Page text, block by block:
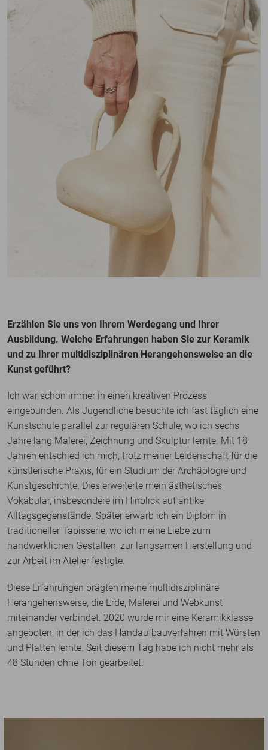
Erzählen Sie uns von Ihrem Werdegang und Ihrer
Ausbildung. Welche Erfahrungen haben Sie zur Keramik
und zu Ihrer multidisziplinären Herangehensweise an die
Kunst geführt?
Ich war schon immer in einen kreativen Prozess
eingebunden. Als Jugendliche besuchte ich fast täglich eine
Kunstschule parallel zur regulären Schule, wo ich sechs
Jahre lang Malerei, Zeichnung und Skulptur lernte. Mit 18
Jahren entschied ich mich, trotz meiner Leidenschaft für die
künstlerische Praxis, für ein Studium der Archäologie und
Kunstgeschichte. Dies erweiterte mein ästhetisches
Vokabular, insbesondere im Hinblick auf antike
Alltagsgegenstände. Später erwarb ich ein Diplom in
traditioneller Tapisserie, wo ich meine Liebe zum
handwerklichen Gestalten, zur langsamen Herstellung und
zur Arbeit im Atelier festigte.
Diese Erfahrungen prägten meine multidisziplinäre
Herangehensweise, die Erde, Malerei und Webkunst
miteinander verbindet. 2020 wurde mir eine Keramikklasse
angeboten, in der ich das Handaufbauverfahren mit Würsten
und Platten lernte. Seit diesem Tag habe ich nicht mehr als
48 Stunden ohne Ton gearbeitet.